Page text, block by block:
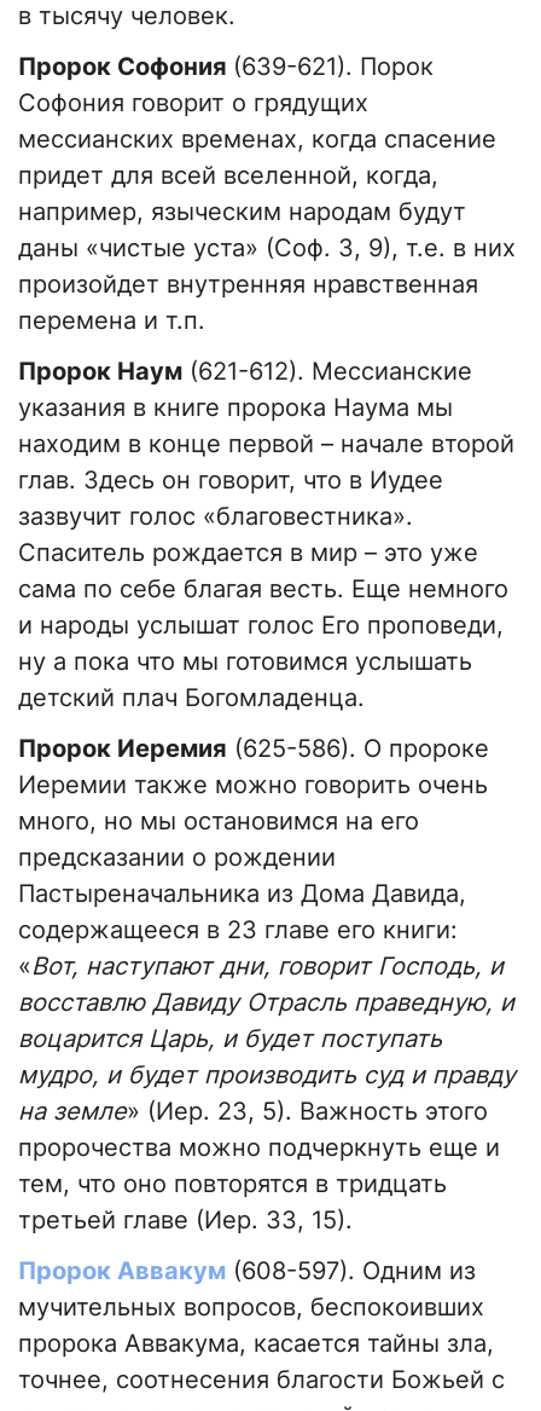
в тысячу человек.
Пророк Софония (639-621). Порок
Софония говорит о грядущих
мессианских временах, когда спасение
придет для всей вселенной, когда,
например, языческим народам будут
даны «чистые уста» (Соф. 3, 9), т.е. в них
произойдет внутренняя нравственная
перемена и т.п.
Пророк Наум (621-612). Мессианские
указания в книге пророка Наума мы
находим в конце первой – начале второй
глав. Здесь он говорит, что в Иудее
зазвучит голос «благовестника».
Спаситель рождается в мир – это уже
сама по себе благая весть. Еще немного
и народы услышат голос Его проповеди,
ну а пока что мы готовимся услышать
детский плач Богомладенца.
Пророк Иеремия (625-586). О пророке
Иеремии также можно говорить очень
много, но мы остановимся на его
предсказании о рождении
Пастыреначальника из Дома Давида,
содержащееся в 23 главе его книги:
«Вот, наступают дни, говорит Господь, и
восставлю Давиду Отрасль праведную, и
воцарится Царь, и будет поступать
мудро, и будет производить суд и правду
на земле» (Иер. 23, 5). Важность этого
пророчества можно подчеркнуть еще и
тем, что оно повторятся в тридцать
третьей главе (Иер. 33, 15).
Пророк Аввакум (608-597). Одним из
мучительных вопросов, беспокоивших
пророка Аввакума, касается тайны зла,
точнее, соотнесения благости Божьей с